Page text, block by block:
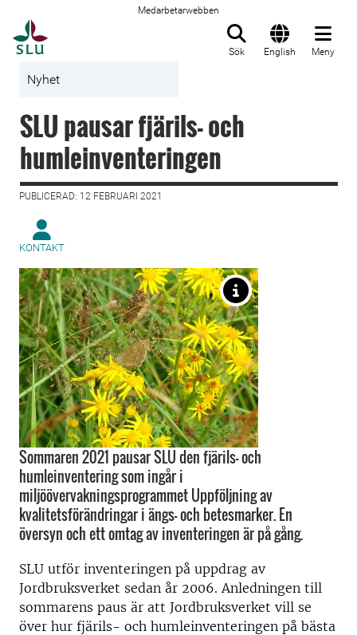
Medarbetarwebben
Sök English Meny
Nyhet
SLU pausar fjärils- och
humleinventeringen
PUBLICERAD: 12 FEBRUARI 2021
KONTAKT
Sommaren 2021 pausar SLU den fjärils- och
humleinventering som ingår i
miljöövervakningsprogrammet Uppföljning av
kvalitetsförändringar i ängs- och betesmarker. En
översyn och ett omtag av inventeringen är på gång.
SLU utför inventeringen på uppdrag av
Jordbruksverket sedan år 2006. Anledningen till
sommarens paus är att Jordbruksverket vill se
över hur fjärils- och humleinventeringen på bästa